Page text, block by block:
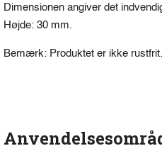
Dimensionen angiver det
Højde: 30 mm.
Bemærk: Produktet er ikke rustfrit.